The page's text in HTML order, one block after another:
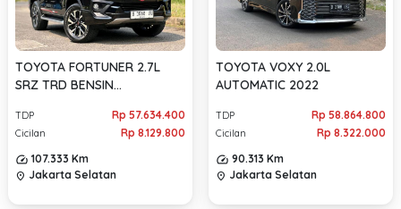
TOYOTA FORTUNER 2.7L
SRZ TRD BENSIN
TDP Rp 57.634.400
Cicilan
Rp 8.129.800
107.333 Km
location_on Jakarta Selatan
TOYOTA VOXY 2.0L
AUTOMATIC 2022
TDP Rp 58.864.800
Cicilan
Rp 8.322.000
90.313 Km
location_on Jakarta Selatan